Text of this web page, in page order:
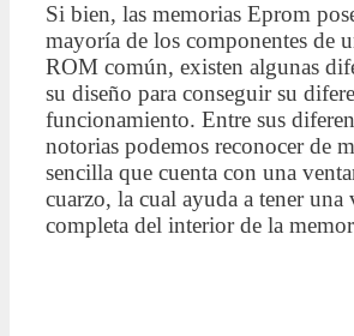
Si bien, las memorias Eprom
mayoría de los componentes de
ROM común, existen algunas
su diseño para conseguir su
funcionamiento. Entre sus
notorias podemos reconocer de
sencilla que cuenta con una
cuarzo, la cual ayuda a tener una
completa del interior de la